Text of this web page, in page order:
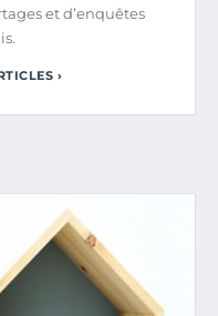
et d’enquêtes
›